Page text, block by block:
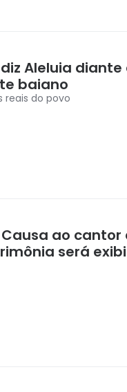
Aleluia diante
baiano
reais do povo
ao cantor
será